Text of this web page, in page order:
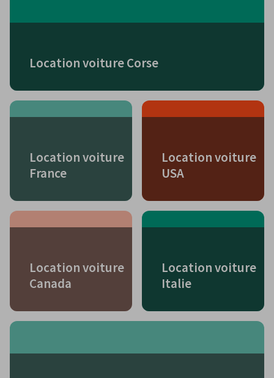
Location voiture Corse
Location voiture
France
Location voiture
USA
Location voiture
Canada
Location voiture
Italie